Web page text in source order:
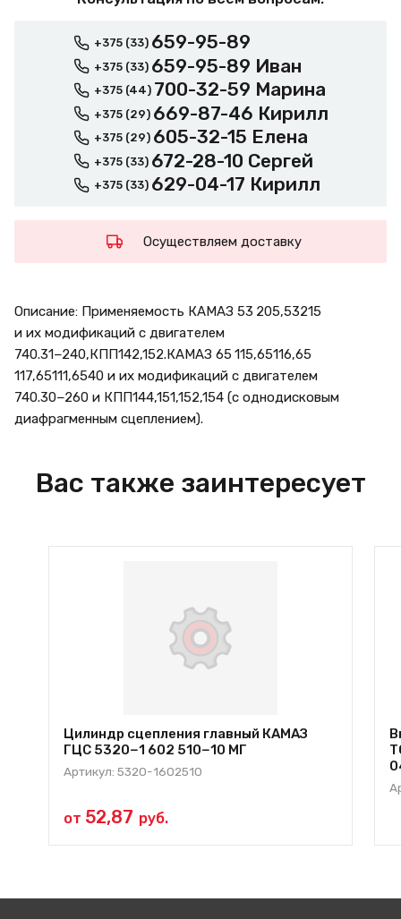
+375 (33) 659-95-89
+375 (33) 659-95-89 Иван
+375 (44) 700-32-59 Марина
+375 (29) 669-87-46 Кирилл
+375 (29) 605-32-15 Елена
+375 (33) 672-28-10 Сергей
+375 (33) 629-04-17 Кирилл
Осуществляем доставку
Описание: Применяемость КАМАЗ 53 205,53215
и их модификаций с двигателем
740.31−240,КПП142,152.КАМАЗ 65 115,65116,65
117,65111,6540 и их модификаций с двигателем
740.30−260 и КПП144,151,152,154 (с однодисковым
диафрагменным сцеплением).
Вас также заинтересует
Цилиндр сцепления главный КАМАЗ
ГЦС 5320−1 602 510−10 МГ
Артикул: 5320-1602510
от 52,87 руб.